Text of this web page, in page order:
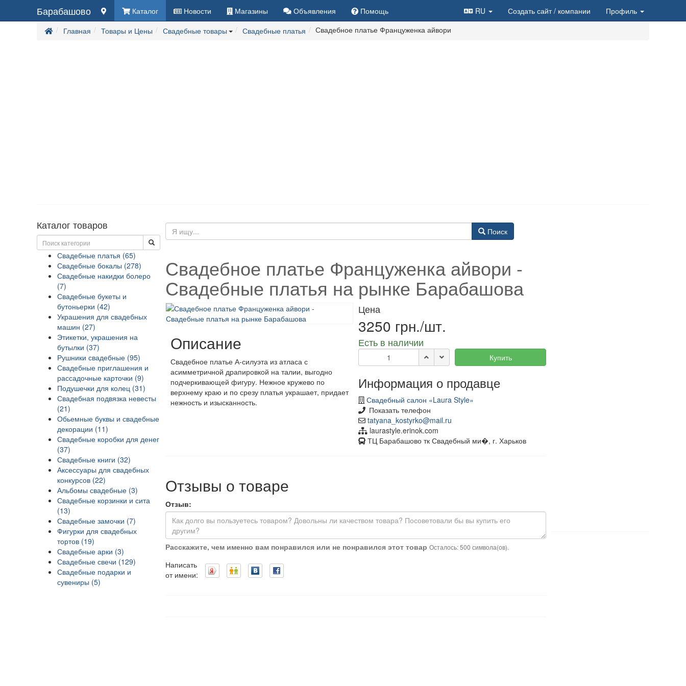
Барабашово Каталог Новости Магазины Объявления Помощь RU Создать сайт/ компании
Профиль
Главная
Товары и Цены Свадебные товары Свадебные платья Свадебное платье Француженка айвори
Поиск
Свадебное платье Француженка айвори -
Свадебные платья на рынке Барабашова
Описание
Свадебное платье А-силуэта из атласа с
асимметричной драпировкой на талии, выгодно
подчеркивающей фигуру. Нежное кружево по
верхнему краю и по срезу платья украшает, придает
нежность и изысканность.
Цена
3250 грн./шт.
Есть в наличии
Купить
Информация о продавце
Свадебный салон «Laura Style»
Показать телефон
tatyana_kostyrko@mail.ru
laurastyle.erinok.com
ТЦ Барабашово тк Свадебный ми�, г. Харьков
Отзывы о товаре
Отзыв:
Расскажите, чем именно вам понравился или не понравился этот товар Осталось: 500 символа(ов).
Написать
от имени:
Каталог товаров
Свадебные платья (65)
Свадебные бокалы (278)
Свадебные накидки болеро
(7)
Свадебные букеты и
бутоньерки (42)
Украшения для свадебных
машин (27)
Этикетки, украшения на
бутылки (37)
Рушники свадебные (95)
Свадебные приглашения и
рассадочные карточки (9)
Подушечки для колец (31)
Свадебная подвязка невесты
(21)
Обьемные буквы и свадебные
декорации (11)
Свадебные коробки для денег
(37)
Свадебные книги (32)
Аксессуары для свадебных
конкурсов (22)
Альбомы свадебные (3)
Свадебные корзинки и сита
(13)
Свадебные замочки (7)
Фигурки для свадебных
тортов (19)
Свадебные арки (3)
Свадебные свечи (129)
Свадебные подарки и
сувениры (5)